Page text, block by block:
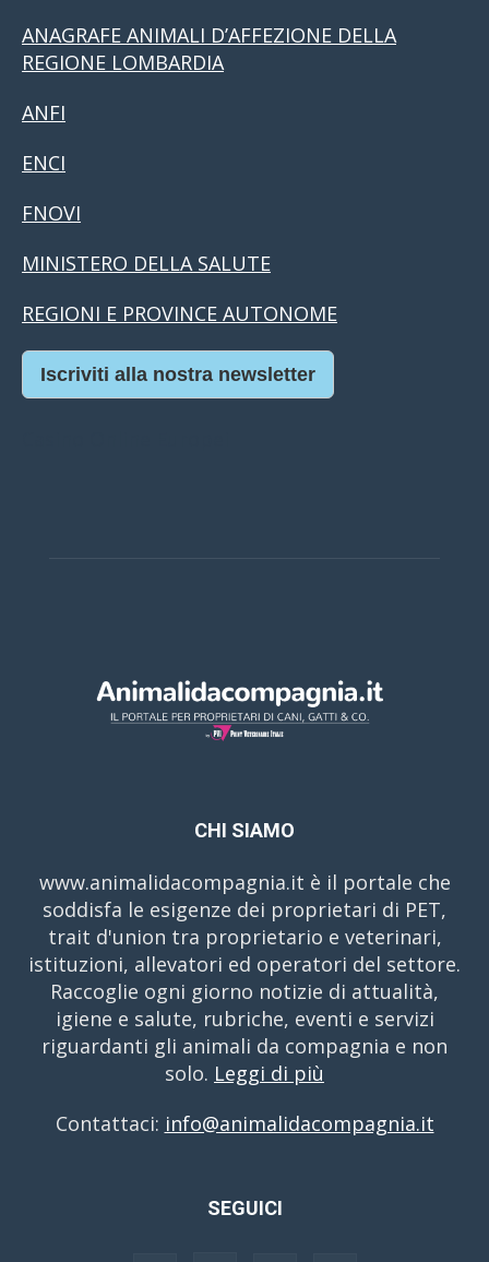
ANAGRAFE ANIMALI D’AFFEZIONE DELLA
REGIONE LOMBARDIA
ANFI
ENCI
FNOVI
MINISTERO DELLA SALUTE
REGIONI E PROVINCE AUTONOME
Iscriviti alla nostra newsletter
CHI SIAMO
www.animalidacompagnia.it è il portale che
soddisfa le esigenze dei proprietari di PET,
trait d'union tra proprietario e veterinari,
istituzioni, allevatori ed operatori del settore.
Raccoglie ogni giorno notizie di attualità,
igiene e salute, rubriche, eventi e servizi
riguardanti gli animali da compagnia e non
solo. Leggi di più
Contattaci: info@animalidacompagnia.it
SEGUICI